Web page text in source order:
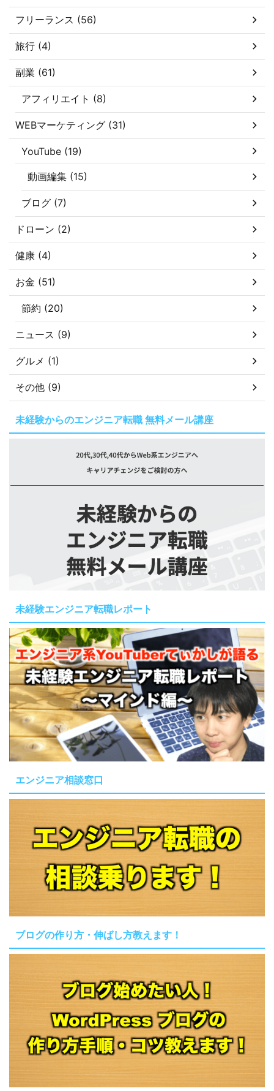
フリーランス (56)
旅行 (4)
副業 (61)
アフィリエイト (8)
WEBマーケティング (31)
YouTube (19)
動画編集 (15)
ブログ (7)
ドローン (2)
健康 (4)
お金 (51)
節約 (20)
ニュース (9)
グルメ (1)
その他 (9)
未経験からのエンジニア転職 無料メール講座
未経験エンジニア転職レポート
エンジニア相談窓口
ブログの作り方・伸ばし方教えます！